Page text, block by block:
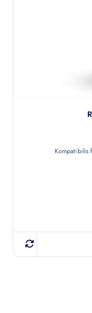
Kompatibilis